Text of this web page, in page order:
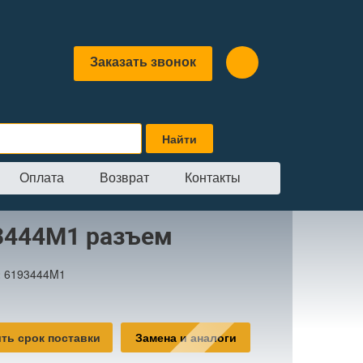
Заказать звонок
Оплата Возврат Контакты
разъем
6193444M1
срок поставки Замена и аналоги